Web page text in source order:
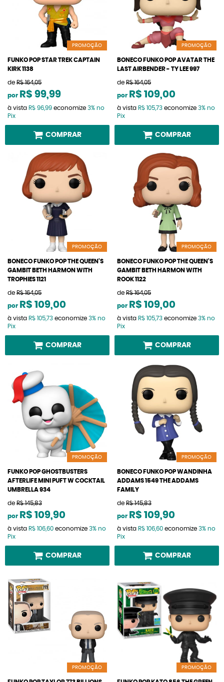
PROMOÇÃO
FUNKO POP STAR TREK CAPTAIN
KIRK 1138
de R$ 164,05
por R$ 99,99
à vista R$ 96,99 economize 3% no
Pix
COMPRAR
PROMOÇÃO
BONECO FUNKO POP AVATAR THE
LAST AIRBENDER - TY LEE 997
de R$ 164,05
por R$ 109,00
à vista R$ 105,73 economize 3% no
Pix
COMPRAR
PROMOÇÃO
BONECO FUNKO POP THE QUEEN'S
GAMBIT BETH HARMON WITH
TROPHIES 1121
de R$ 164,05
por R$ 109,00
à vista R$ 105,73 economize 3% no
Pix
COMPRAR
PROMOÇÃO
BONECO FUNKO POP THE QUEEN'S
GAMBIT BETH HARMON WITH
ROOK 1122
de R$ 164,05
por R$ 109,00
à vista R$ 105,73 economize 3% no
Pix
COMPRAR
PROMOÇÃO
FUNKO POP GHOSTBUSTERS
AFTERLIFE MINI PUFT W COCKTAIL
UMBRELLA 934
de R$ 145,83
por R$ 109,90
à vista R$ 106,60 economize 3% no
Pix
COMPRAR
PROMOÇÃO
BONECO FUNKO POP WANDINHA
ADDAMS 1549 THE ADDAMS
FAMILY
de R$ 145,83
por R$ 109,90
à vista R$ 106,60 economize 3% no
Pix
COMPRAR
PROMOÇÃO PROMOÇÃO